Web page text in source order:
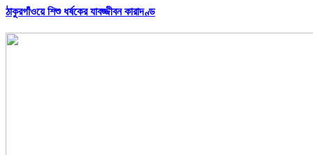
ঠাকুরগাঁওয়ে শিশু ধর্ষকের যাবজ্জীবন কারাদণ্ড